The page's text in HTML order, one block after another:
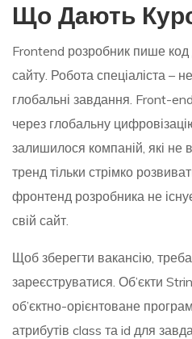
Що Дають
Frontend розробник пише код
сайту. Робота спеціаліста –
глобальні завдання. Front-
через глобальну
залишилося компаній, які не
тренд тільки стрімко
фронтенд розробника не
свій сайт.
Щоб зберегти вакансію,
зареєструватися. Об’єкти
об’єктно-орієнтоване
атрибутів class та id для